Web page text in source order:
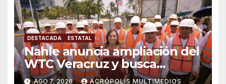
DESTACADA ESTATAL
Nahle anuncia ampliación del
WTC Veracruz y busca
solución para ingenio en crisis
AGO 7, 2026 ACRÓPOLIS MULTIMEDIOS